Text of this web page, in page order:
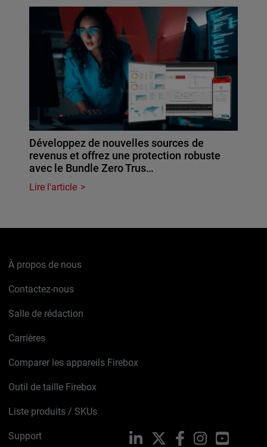
Développez de nouvelles sources de
revenus et offrez une protection robuste
avec le Bundle Zero Trus…
Lire l'article
À propos de nous
Contactez-nous
Salle de rédaction
Carrières
Comparer les appareils Firebox
Outil de taille Firebox
Liste produits / SKUs
Support LinkedIn FacebookInstagramYouTube